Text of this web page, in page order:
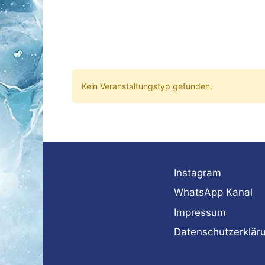
Kein Veranstaltungstyp gefunden.
Instagram
WhatsApp Kanal
Impressum